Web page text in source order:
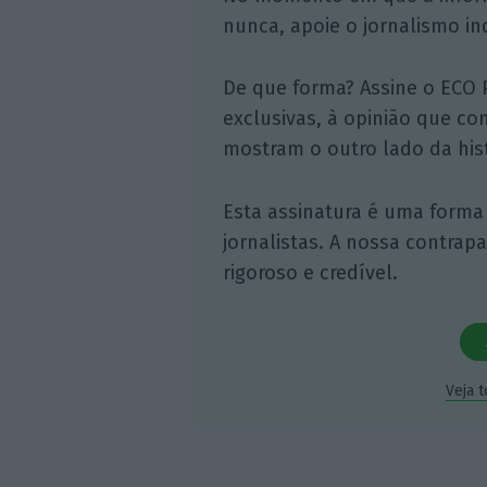
nunca, apoie o jornalismo
De que forma? Assine o
exclusivas, à opinião que
mostram o outro lado da
Esta assinatura é uma
jornalistas. A nossa
rigoroso e credível.
Veja